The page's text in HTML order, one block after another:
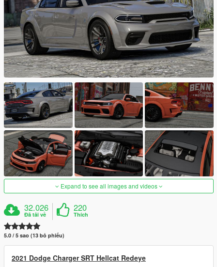
Expand to see all images and videos
32.026
Đã tải về
220
Thích
5.0 / 5 sao (13 bỏ phiếu)
2021 Dodge Charger SRT Hellcat Redeye